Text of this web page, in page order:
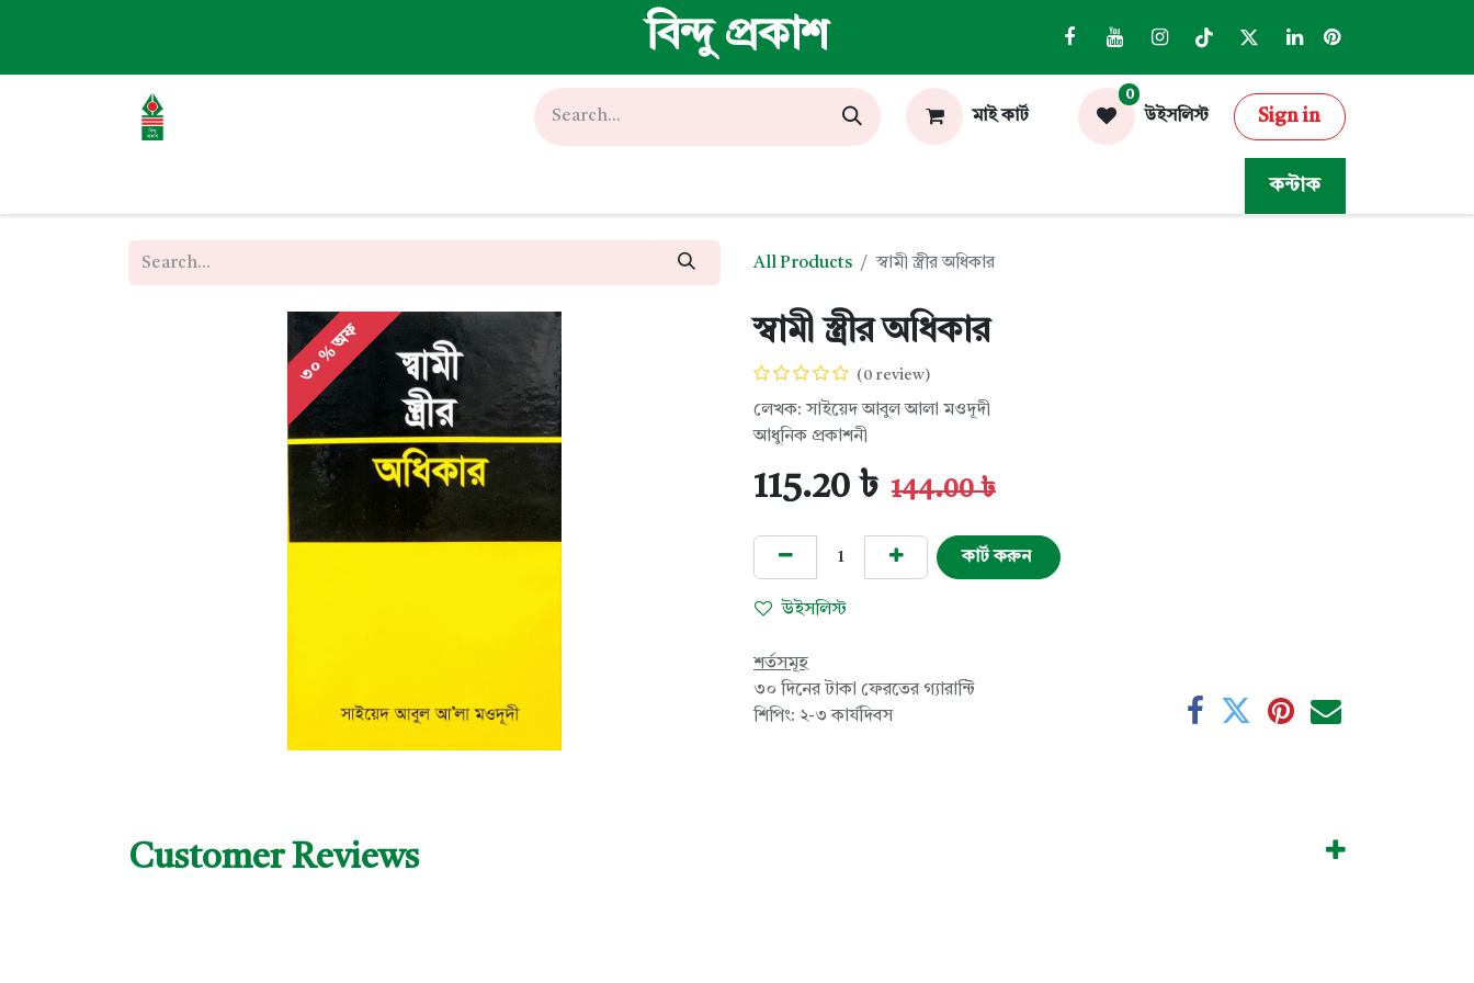
বিন্দু প্রকাশ
মাই কার্ট
0
উইসলিস্ট Sign in
কন্টাক
All Products স্বামী স্ত্রীর অধিকার
৩০ % অফ স্বামী স্ত্রীর অধিকার
(0 review)
লেখক: সাইয়েদ আবুল আলা মওদূদী
আধুনিক প্রকাশনী
115.20 ৳ 144.00৳
কার্ট করুন
উইসলিস্ট
শর্তসমূহ
৩০ দিনের টাকা ফেরতের গ্যারান্টি
শিপিং: ২-৩ কার্যদিবস
Customer Reviews